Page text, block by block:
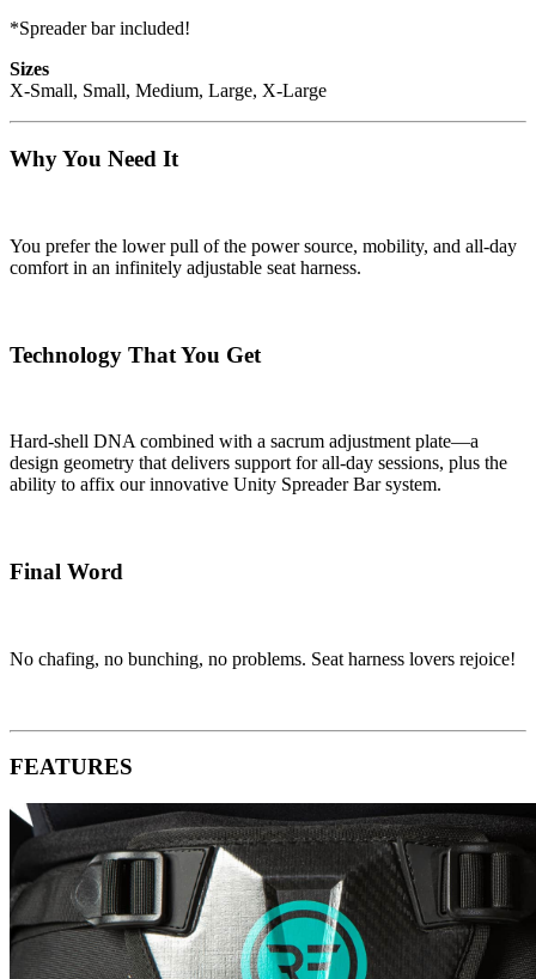
*Spreader bar included!
Sizes
X-Small, Small, Medium, Large, X-Large
Why You Need It
You prefer the lower pull of the power source, mobility, and all-day
comfort in an infinitely adjustable seat harness.
Technology That You Get
Hard-shell DNA combined with a sacrum adjustment plate—a
design geometry that delivers support for all-day sessions, plus the
ability to affix our innovative Unity Spreader Bar system.
Final Word
No chafing, no bunching, no problems. Seat harness lovers rejoice!
FEATURES